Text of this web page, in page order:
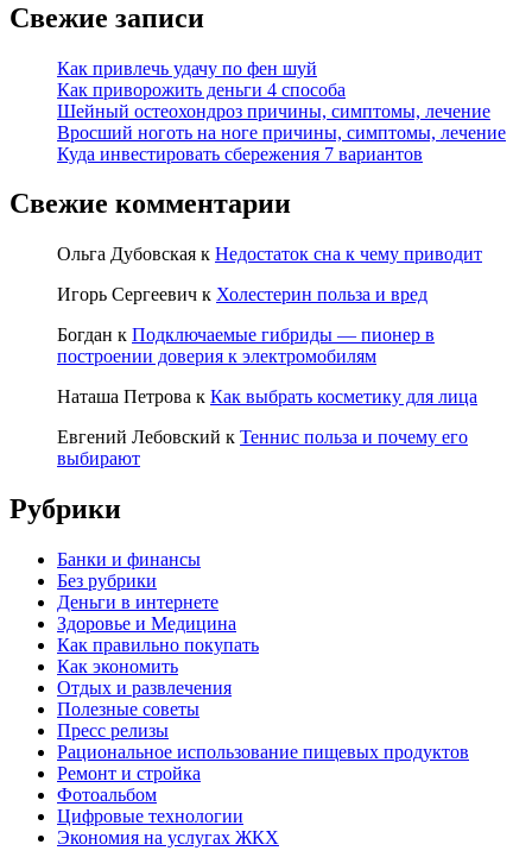
Свежие записи
Как привлечь удачу по фен шуй
Как приворожить деньги 4 способа
Шейный остеохондроз причины, симптомы, лечение
Вросший ноготь на ноге причины, симптомы, лечение
Куда инвестировать сбережения 7 вариантов
Свежие комментарии
Ольга Дубовская к Недостаток сна к чему приводит
Игорь Сергеевич к Холестерин польза и вред
Богдан к Подключаемые гибриды — пионер в
построении доверия к электромобилям
Наташа Петрова к Как выбрать косметику для лица
Евгений Лебовский к Теннис польза и почему его
выбирают
Рубрики
Банки и финансы
Без рубрики
Деньги в интернете
Здоровье и Медицина
Как правильно покупать
Как экономить
Отдых и развлечения
Полезные советы
Пресс релизы
Рациональное использование пищевых продуктов
Ремонт и стройка
Фотоальбом
Цифровые технологии
Экономия на услугах ЖКХ